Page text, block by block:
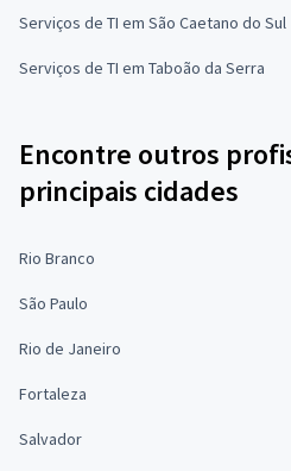
Serviços de TI em São Caetano do Sul
Serviços de TI em Taboão da Serra
Encontre outros
principais cidades
Rio Branco
São Paulo
Rio de Janeiro
Fortaleza
Salvador